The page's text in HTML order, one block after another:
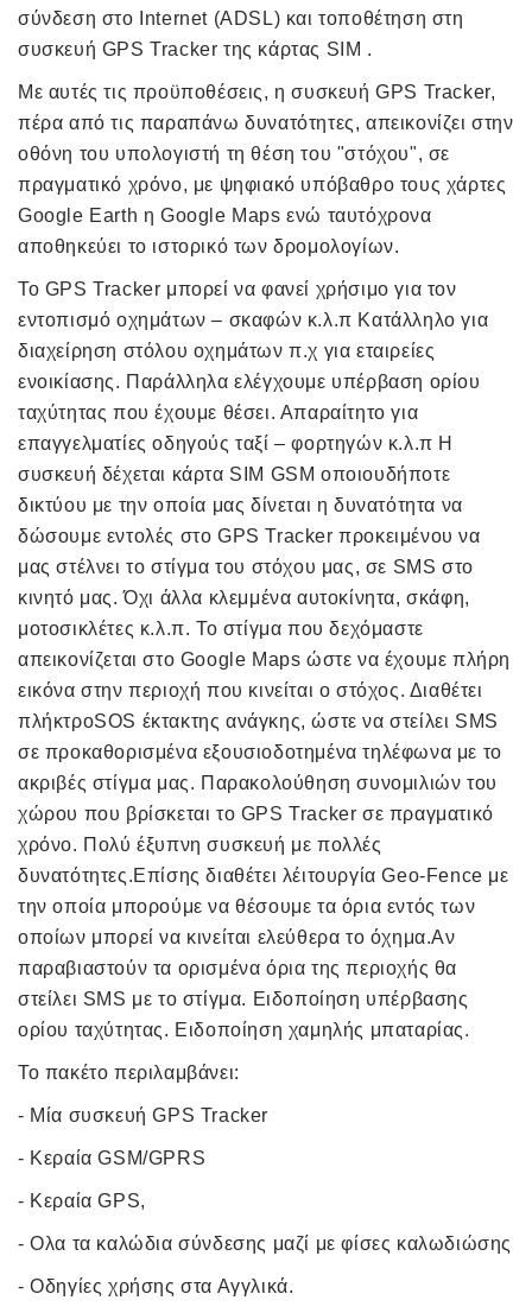
σύνδεση στο Internet (ADSL) και τοποθέτηση στη
συσκευή GPS Tracker της κάρτας SIM .
Με αυτές τις προϋποθέσεις, η συσκευή GPS Tracker,
πέρα από τις παραπάνω δυνατότητες, απεικονίζει στην
οθόνη του υπολογιστή τη θέση του "στόχου", σε
πραγματικό χρόνο, με ψηφιακό υπόβαθρο τους χάρτες
Google Earth η Google Maps ενώ ταυτόχρονα
αποθηκεύει το ιστορικό των δρομολογίων.
Το GPS Tracker μπορεί να φανεί χρήσιμο για τον
εντοπισμό οχημάτων – σκαφών κ.λ.π Κατάλληλο για
διαχείρηση στόλου οχημάτων π.χ για εταιρείες
ενοικίασης. Παράλληλα ελέγχουμε υπέρβαση ορίου
ταχύτητας που έχουμε θέσει. Απαραίτητο για
επαγγελματίες οδηγούς ταξί – φορτηγών κ.λ.π Η
συσκευή δέχεται κάρτα SIM GSM οποιουδήποτε
δικτύου με την οποία μας δίνεται η δυνατότητα να
δώσουμε εντολές στο GPS Tracker προκειμένου να
μας στέλνει το στίγμα του στόχου μας, σε SMS στο
κινητό μας. Όχι άλλα κλεμμένα αυτοκίνητα, σκάφη,
μοτοσικλέτες κ.λ.π. Το στίγμα που δεχόμαστε
απεικονίζεται στο Google Maps ώστε να έχουμε πλήρη
εικόνα στην περιοχή που κινείται ο στόχος. Διαθέτει
πλήκτροSOS έκτακτης ανάγκης, ώστε να στείλει SMS
σε προκαθορισμένα εξουσιοδοτημένα τηλέφωνα με το
ακριβές στίγμα μας. Παρακολούθηση συνομιλιών του
χώρου που βρίσκεται το GPS Tracker σε πραγματικό
χρόνο. Πολύ έξυπνη συσκευή με πολλές
δυνατότητες.Επίσης διαθέτει λέιτουργία Geo-Fence με
την οποία μπορούμε να θέσουμε τα όρια εντός των
οποίων μπορεί να κινείται ελεύθερα το όχημα.Αν
παραβιαστούν τα ορισμένα όρια της περιοχής θα
στείλει SMS με το στίγμα. Ειδοποίηση υπέρβασης
ορίου ταχύτητας. Ειδοποίηση χαμηλής μπαταρίας.
Το πακέτο περιλαμβάνει:
- Μία συσκευή GPS Tracker
- Κεραία GSM/GPRS
- Κεραία GPS,
- Ολα τα καλώδια σύνδεσης μαζί με φίσες καλωδιώσης
- Οδηγίες χρήσης στα Αγγλικά.